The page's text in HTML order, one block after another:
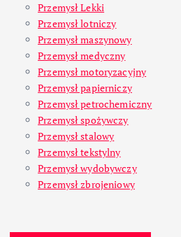
Przemysł Lekki
Przemysł lotniczy
Przemysł maszynowy
Przemysł medyczny
Przemysł motoryzacyjny
Przemysł papierniczy
Przemysł petrochemiczny
Przemysł spożywczy
Przemysł stalowy
Przemysł tekstylny
Przemysł wydobywczy
Przemysł zbrojeniowy